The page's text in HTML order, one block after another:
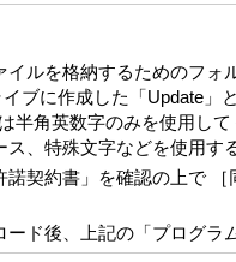
ルを格納するためのフォ
ブに作成した「Update」
半角英数字のみを使用して
、特殊文字などを使用す
諾契約書」を確認の上で
ド後、上記の「プログラ